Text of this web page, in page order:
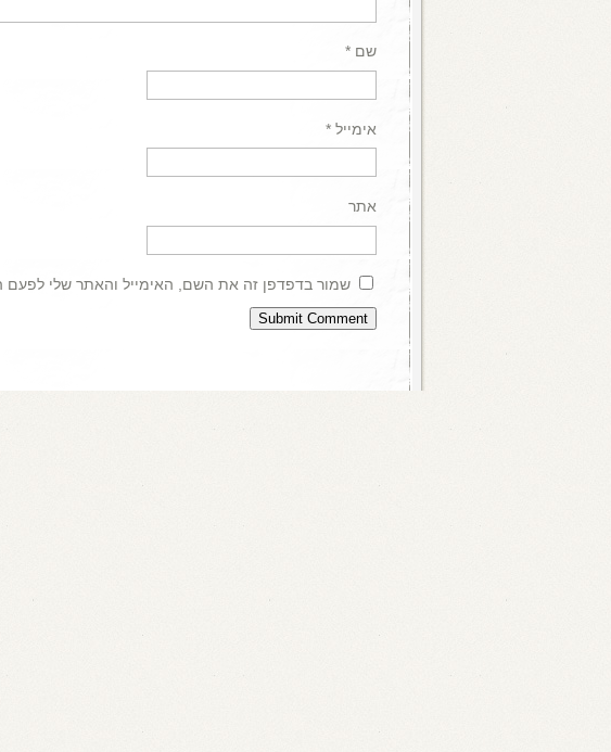
שם *
אימייל *
אתר
שמור בדפדפן זה את השם, האימייל והאתר שלי לפעם